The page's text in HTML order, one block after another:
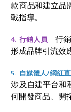
款商品和建立品
戰指導。
4. 行銷人員 行
形成品牌引流效
5. 自媒體人/網紅
涉及自建平台和
何開發商品、開